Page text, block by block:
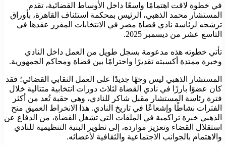
في خطوة لاقت اهتمامًا واسعًا داخل الأوساط القضائية، تقدم
المستشار محمد الذهبي، الرئيس بمحكمة استئناف القاهرة، بأوراق
ترشحه لرئاسة نادي قضاة مصر في الانتخابات المقرر عقدها في
التاسع عشر من ديسمبر 2025.
تأتي خطوته هذه مدعومة بسجل طويل من العمل داخل النادي
وخبرة ممتدة أكسبته تقديرًا واحترامًا بين قضاة ومحاكم الجمهورية.
المستشار الذهبي ليس وجهًا جديدًا على العمل النقابي القضائي؛ فقد
كان عضوًا بارزًا في نادي القضاة لثلاث دورات انتخابية متتالية خلال
فترة رئاسة المستشار مقبل شاكر للنادي، وهي حقبة تُعد من أكثر
الفترات نشاطًا وإشعاعًا في تاريخ النادي. هذا الانخراط العميق منح
الذهبي خبرة تراكمية في الملفات التي تشغل القضاة، من الدفاع عن
استقلال القضاء وتعزيز موارده، إلى تطوير البنية التنظيمية للنادي
والاهتمام بالجوانب الاجتماعية والثقافية لأعضائه.